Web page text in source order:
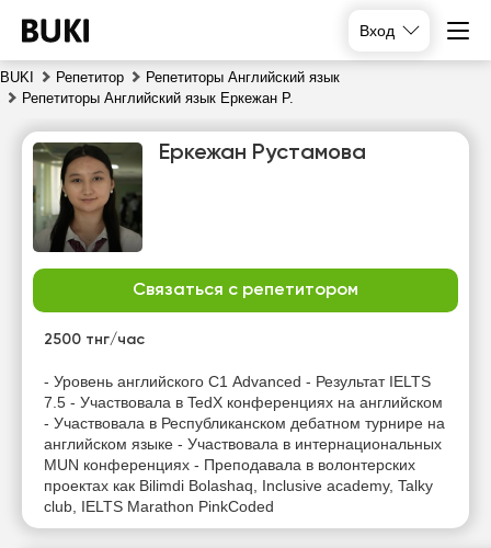
Вход
BUKI Репетитор
Репетиторы Английский язык
Репетиторы Английский язык Еркежан Р.
Еркежан Рустамова
Связаться с репетитором
2500 тнг/час
- Уровень английского С1 Advanced - Результат IELTS
7.5 - Участвовала в TedX конференциях на английском
- Участвовала в Республиканском дебатном турнире на
английском языке - Участвовала в интернациональных
MUN конференциях - Преподавала в волонтерских
проектах как Bilimdi Bolashaq, Inclusive academy, Talky
club, IELTS Marathon PinkCoded
пт
сб
Нет
свободных
часов
Нет
свободных
часов
Нет
свободных
часов
Нет
свободных
часов